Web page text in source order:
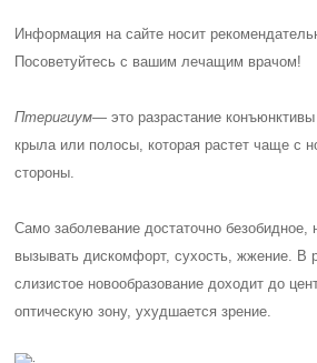
Информация на сайте носит
Посоветуйтесь с вашим лечащим врачом!
Птеригиум— это разрастание конъюнктивы
крыла или полосы, которая растет чаще с
стороны.
Само заболевание достаточно безобидное,
вызывать дискомфорт, сухость, жжение. В
слизистое новообразование доходит до
оптическую зону, ухудшается зрение.